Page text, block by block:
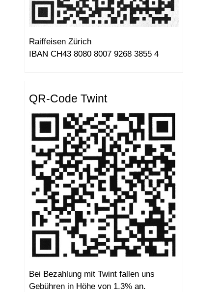
Raiffeisen Zürich
IBAN CH43 8080 8007 9268 3855 4
QR-Code Twint
Bei Bezahlung mit Twint fallen uns
Gebühren in Höhe von 1.3% an.